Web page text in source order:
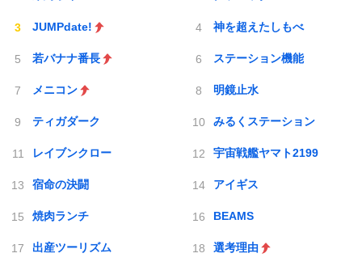
JUMPdate! 神を超えたしもべ
若バナナ番長 ステーション機能
メニコン 明鏡止水
ティガダーク みるくステーション
レイブンクロー 宇宙戦艦ヤマト2199
宿命の決闘 アイギス
焼肉ランチ BEAMS
出産ツーリズム 選考理由